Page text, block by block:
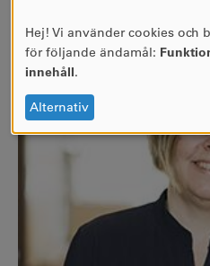
ANVÄNDNING
AV
OCH
COOKIES
Hej! Vi använder cookies och
för följande ändamål:
innehåll.
Alternativ